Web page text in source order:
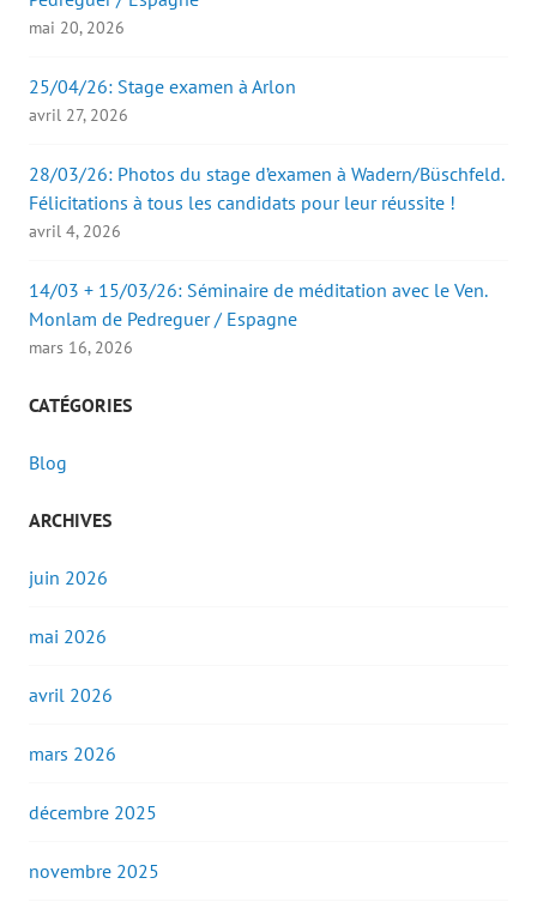
mai 20, 2026
25/04/26: Stage examen à Arlon
avril 27, 2026
28/03/26: Photos du stage d’examen à Wadern/Büschfeld.
Félicitations à tous les candidats pour leur réussite !
avril 4, 2026
14/03 + 15/03/26: Séminaire de méditation avec le Ven.
Monlam de Pedreguer / Espagne
mars 16, 2026
CATÉGORIES
Blog
ARCHIVES
juin 2026
mai 2026
avril 2026
mars 2026
décembre 2025
novembre 2025